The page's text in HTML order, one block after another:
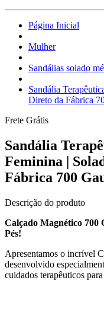
Página Inicial
Mulher
Sandálias solado
Sandália
Direto da Fábrica
Frete Grátis
Sandália
Feminina |
Fábrica 700
Descrição do produto
Calçado Magnético 700
Pés!
Apresentamos o incrível
desenvolvido
cuidados terapêuticos para